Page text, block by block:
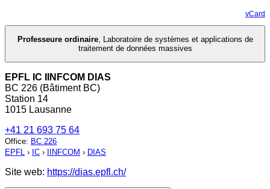
vCard
Professeure ordinaire,
Laboratoire de systèmes et applications de
traitement de données massives
EPFL IC IINFCOM DIAS
BC 226 (Bâtiment BC)
Station 14
1015 Lausanne
+41 21 693 75 64
Office: BC 226
EPFL › IC › IINFCOM › DIAS
Site web: https://dias.epfl.ch/